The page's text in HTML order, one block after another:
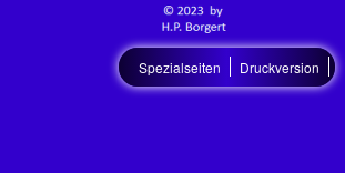
Spezialseiten Druckversion